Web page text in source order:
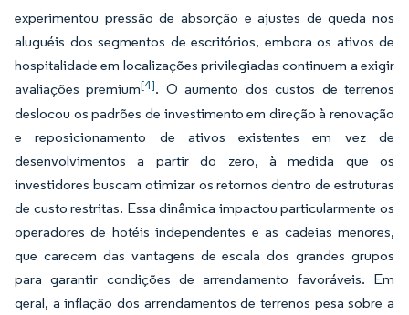
experimentou pressão de absorção e ajustes de queda nos
aluguéis dos segmentos de escritórios, embora os ativos de
hospitalidade em localizações privilegiadas continuem a exigir
avaliações premium[4]. O aumento dos custos de terrenos
deslocou os padrões de investimento em direção à renovação
e reposicionamento de ativos existentes em vez de
desenvolvimentos a partir do zero, à medida que os
investidores buscam otimizar os retornos dentro de estruturas
de custo restritas. Essa dinâmica impactou particularmente os
operadores de hotéis independentes e as cadeias menores,
que carecem das vantagens de escala dos grandes grupos
para garantir condições de arrendamento favoráveis. Em
geral, a inflação dos arrendamentos de terrenos pesa sobre a